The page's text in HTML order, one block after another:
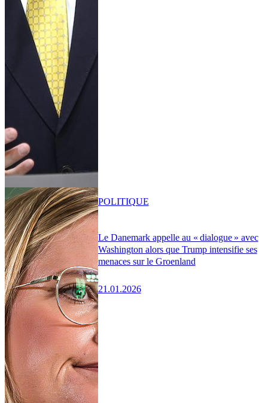
Le Danemark appelle au « dialogue » avec
Washington alors que Trump intensifie ses
menaces sur le Groenland
21.01.2026
POLITIQUE